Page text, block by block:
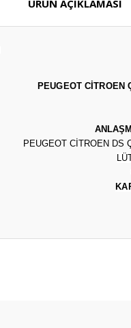
ÜRÜN AÇIKLAMASI
PEUGEOT
PEUGEOT CİTROEN DS